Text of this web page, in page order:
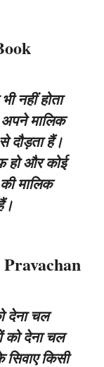
नहीं होता
अपने मालिक
दौड़ता हैं।
हो और कोई
मालिक
देना चल
को देना चल
किसी